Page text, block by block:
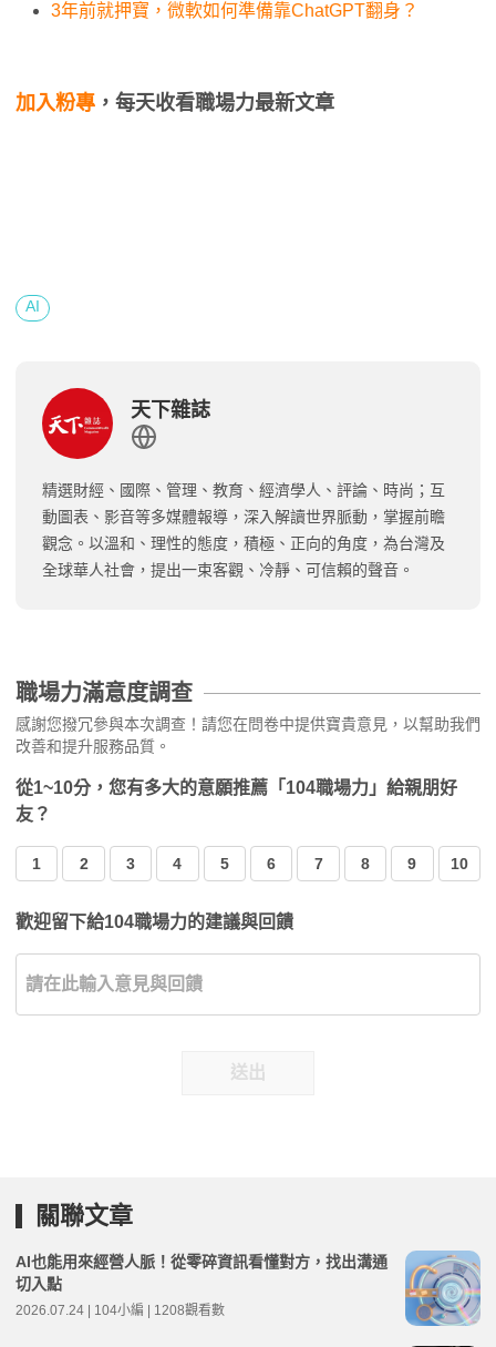
3年前就押寶，微軟如何準備靠ChatGPT翻身？
加入粉專 ，每天收看職場力最新文章
AI
天下雜誌
精選財經、國際、管理、教育、經濟學人、評論、時尚；互
動圖表、影音等多媒體報導，深入解讀世界脈動，掌握前瞻
觀念。以溫和、理性的態度，積極、正向的角度，為台灣及
全球華人社會，提出一束客觀、冷靜、可信賴的聲音。
職場力滿意度調查
感謝您撥冗參與本次調查！請您在問卷中提供寶貴意見，以幫助我們
改善和提升服務品質。
從1~10分，您有多大的意願推薦「104職場力」給親朋好
友？
1 2 3 4 5 6 7 8 9 10
歡迎留下給104職場力的建議與回饋
送出
關聯文章
AI也能用來經營人脈！從零碎資訊看懂對方，找出溝通
切入點
2026.07.24 | 104小編 | 1208觀看數